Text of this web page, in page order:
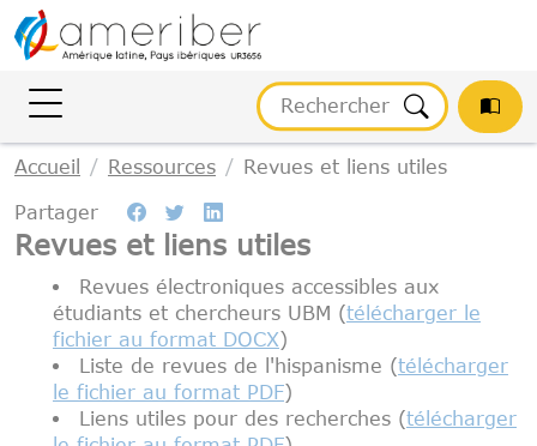
Accueil Ressources Revues et liens utiles
Partager
Revues et liens utiles
Revues électroniques accessibles aux
étudiants et chercheurs UBM (télécharger le
fichier au format DOCX)
Liste de revues de l'hispanisme (télécharger
le fichier au format PDF)
Liens utiles pour des recherches (télécharger
Gestion des cookies